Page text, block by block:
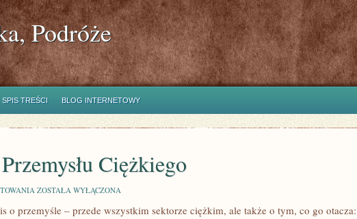
Podróże
SPIS TREŚCI BLOG INTERNETOWY
Ciężkiego
HISTORIA
CIĘŻKIEGO
ZOSTAŁA WYŁĄCZONA
o przemyśle – przede wszystkim sektorze ciężkim, ale także o tym, co go otacza: